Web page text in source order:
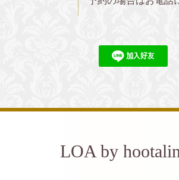
LOA by